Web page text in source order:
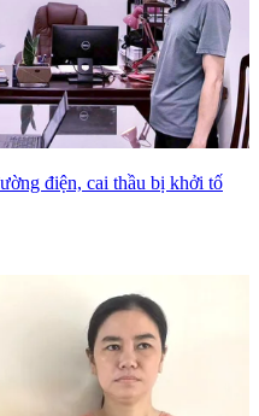
điện, cai thầu bị khởi tố